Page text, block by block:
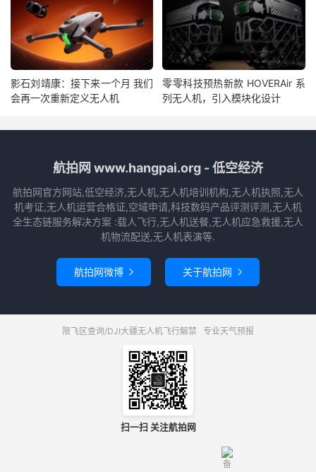
影石刘靖康：接下来一个月 我们
会再一次重新定义无人机
零零科技预热新款 HOVERAir 系
列无人机，引入模块化设计
航拍网 www.hangpai.org - 低空经济
航拍网官方网站,低空经济,无人机,无人机培训机构,无人机执照,无人
机考证,无人机运营合格证,空域申请,科技数码产品评测评测,无人机
全生态链服务解决方案 :载人飞行,无人机送餐,无人机应急救援,无人
机物流配送,无人机表演等.
航拍网微博  关于航拍网 
限飞区查询/DJI大疆无人机飞行解禁 专业天气预报
扫一扫 关注航拍网